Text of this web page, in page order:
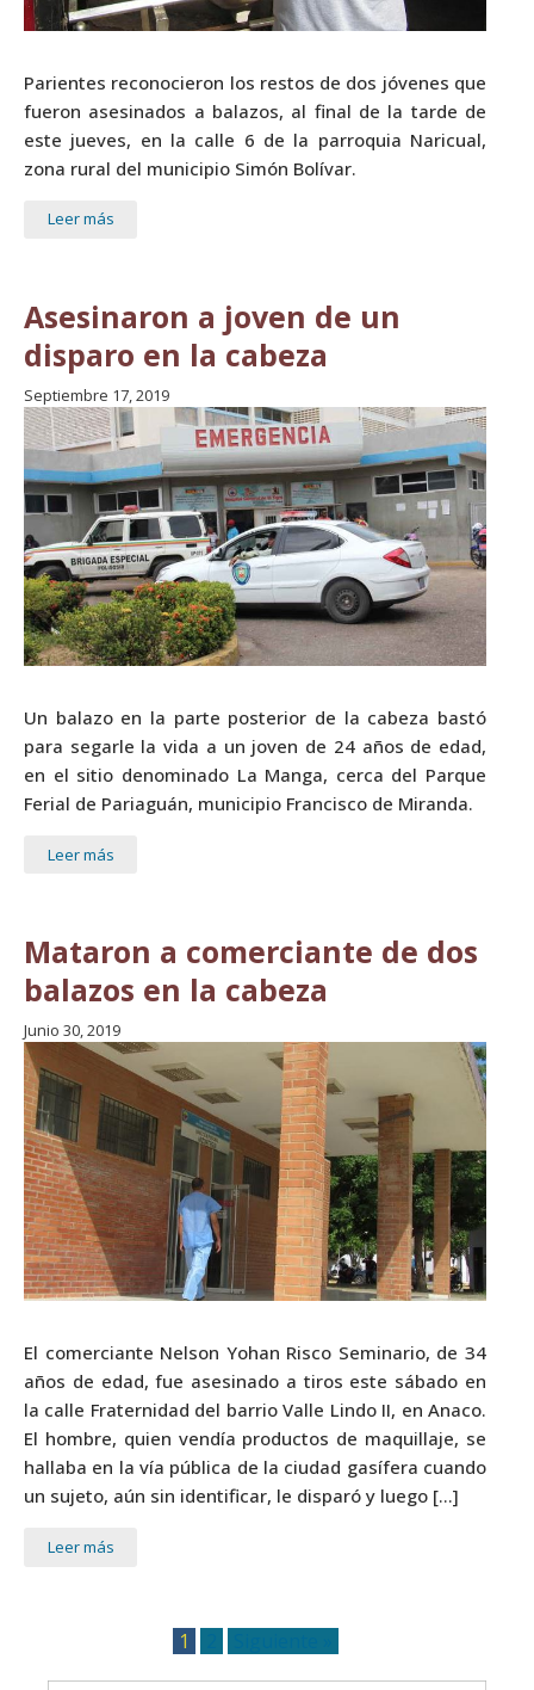
Parientes reconocieron los restos de dos jóvenes que
fueron asesinados a balazos, al final de la tarde de
este jueves, en la calle 6 de la parroquia Naricual,
zona rural del municipio Simón Bolívar.
Leer más
Asesinaron a joven de un
disparo en la cabeza
Septiembre 17, 2019
Un balazo en la parte posterior de la cabeza bastó
para segarle la vida a un joven de 24 años de edad,
en el sitio denominado La Manga, cerca del Parque
Ferial de Pariaguán, municipio Francisco de Miranda.
Leer más
Mataron a comerciante de dos
balazos en la cabeza
Junio 30, 2019
El comerciante Nelson Yohan Risco Seminario, de 34
años de edad, fue asesinado a tiros este sábado en
la calle Fraternidad del barrio Valle Lindo II, en Anaco.
El hombre, quien vendía productos de maquillaje, se
hallaba en la vía pública de la ciudad gasífera cuando
un sujeto, aún sin identificar, le disparó y luego […]
Leer más
1